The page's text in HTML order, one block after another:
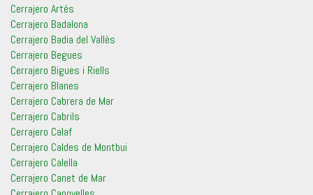
Cerrajero Artés
Cerrajero Badalona
Cerrajero Badia del Vallès
Cerrajero Begues
Cerrajero Bigues i Riells
Cerrajero Blanes
Cerrajero Cabrera de Mar
Cerrajero Cabrils
Cerrajero Calaf
Cerrajero Caldes de Montbui
Cerrajero Calella
Cerrajero Canet de Mar